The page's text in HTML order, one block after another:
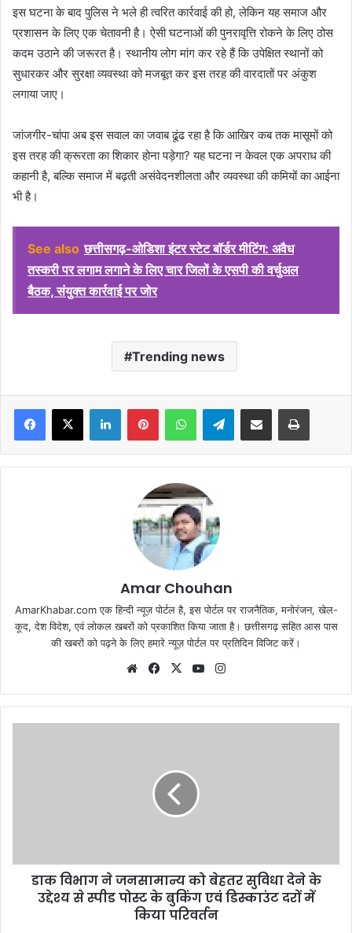
इस घटना के बाद पुलिस ने भले ही त्वरित कार्रवाई की हो, लेकिन यह समाज और
प्रशासन के लिए एक चेतावनी है। ऐसी घटनाओं की पुनरावृत्ति रोकने के लिए ठोस
कदम उठाने की जरूरत है। स्थानीय लोग मांग कर रहे हैं कि उपेक्षित स्थानों को
सुधारकर और सुरक्षा व्यवस्था को मजबूत कर इस तरह की वारदातों पर अंकुश
लगाया जाए।
जांजगीर-चांपा अब इस सवाल का जवाब ढूंढ रहा है कि आखिर कब तक मासूमों को
इस तरह की क्रूरता का शिकार होना पड़ेगा? यह घटना न केवल एक अपराध की
कहानी है, बल्कि समाज में बढ़ती असंवेदनशीलता और व्यवस्था की कमियों का आईना
भी है।
See also छत्तीसगढ़-ओडिशा इंटर स्टेट बॉर्डर मीटिंग: अवैध
तस्करी पर लगाम लगाने के लिए चार जिलों के एसपी की वर्चुअल
बैठक, संयुक्त कार्रवाई पर जोर
Trending news
Facebook
X LinkedInPinterestWhatsAppTelegramShare via Email Print
Amar Chouhan
AmarKhabar.com एक हिन्दी न्यूज़ पोर्टल है, इस पोर्टल पर राजनैतिक, मनोरंजन, खेल-
कूद, देश विदेश, एवं लोकल खबरों को प्रकाशित किया जाता है। छत्तीसगढ़ सहित आस पास
की खबरों को पढ़ने के लिए हमारे न्यूज़ पोर्टल पर प्रतिदिन विजिट करें।
WebsiteFacebook
X YouTube
डाक विभाग ने जनसामान्य को बेहतर सुविधा देने के
उद्देश्य से स्पीड पोस्ट के बुकिंग एवं डिस्काउंट दरों में
किया परिवर्तन